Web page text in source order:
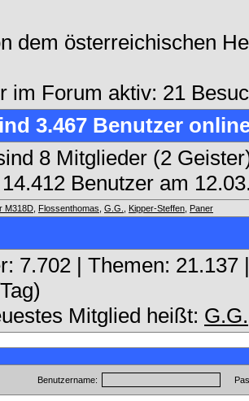
dem österreichischen
im Forum aktiv: 21
3.467 Benutzer
8 Mitglieder (2
14.412 Benutzer am
M318D Flossenthomas G.G. Kipper-Steffen Paner
7.702 | Themen:
Mitglied heißt: G.G.
Benutzername: